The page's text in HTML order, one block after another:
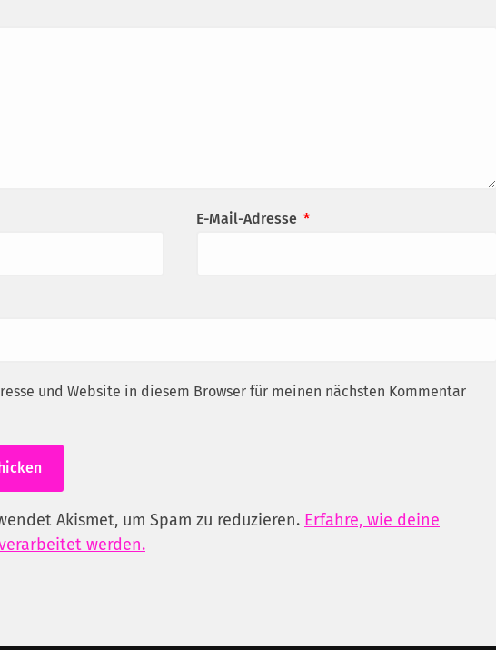
E-Mail-Adresse *
und Website in diesem Browser für meinen nächsten Kommentar
Akismet, um Spam zu reduzieren. Erfahre, wie deine
werden.